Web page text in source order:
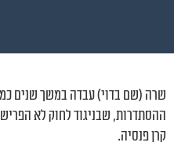
שרה (שם בדוי) עבדה במשך שנים
ההסתדרות, שבניגוד לחוק לא
קרן פנסיה.